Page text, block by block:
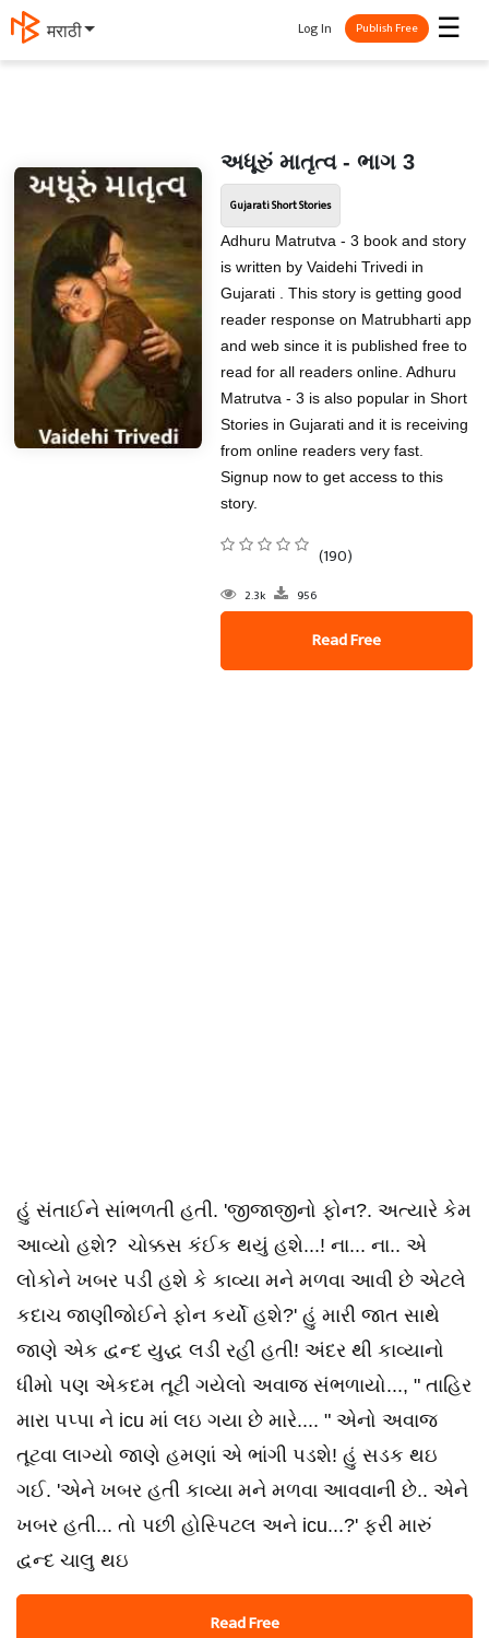
मराठी ☰
Log In Publish Free
અધૂરું માતૃત્વ - ભાગ 3
Gujarati Short Stories
Adhuru Matrutva - 3 book and story
is written by Vaidehi Trivedi in
Gujarati . This story is getting good
reader response on Matrubharti app
and web since it is published free to
read for all readers online. Adhuru
Matrutva - 3 is also popular in Short
Stories in Gujarati and it is receiving
from online readers very fast.
Signup now to get access to this
story.
(190)
2.3k 956
Read Free
હું સંતાઈને સાંભળતી હતી. 'જીજાજીનો ફોન?. અત્યારે કેમ
આવ્યો હશે? ચોક્કસ કંઈક થયું હશે...! ના... ના.. એ
લોકોને ખબર પડી હશે કે કાવ્યા મને મળવા આવી છે એટલે
કદાચ જાણીજોઈને ફોન કર્યો હશે?' હું મારી જાત સાથે
જાણે એક દ્વન્દ યુદ્ધ લડી રહી હતી! અંદર થી કાવ્યાનો
ધીમો પણ એકદમ તૂટી ગયેલો અવાજ સંભળાયો..., " તાહિર
મારા પપ્પા ને icu માં લઇ ગયા છે મારે.... " એનો અવાજ
તૂટવા લાગ્યો જાણે હમણાં એ ભાંગી પડશે! હું સડક થઇ
ગઈ. 'એને ખબર હતી કાવ્યા મને મળવા આવવાની છે.. એને
ખબર હતી... તો પછી હોસ્પિટલ અને icu...?' ફરી મારું
દ્વન્દ ચાલુ થઇ
Read Free